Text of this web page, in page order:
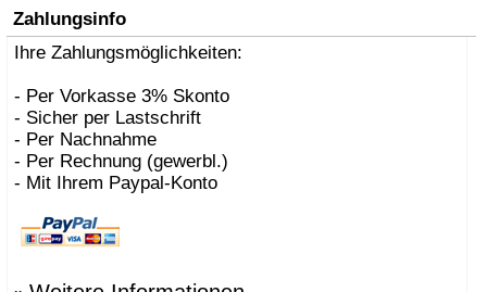
»Bonetto, Rodolfo
»Bonucelli, Dante
»Borer, Carlo
» Bozzoli, Lorenza
Brogliato, Alberto
Bruno Houssin
Bruno Rainaldi
Büscher, Sebastian D
Carlo Borer
Carlo Costantini
Zahlungsinfo
Ihre Zahlungsmöglichkeiten:
- Per Vorkasse 3% Skonto
- Sicher per Lastschrift
- Per Nachnahme
- Per Rechnung (gewerbl.)
- Mit Ihrem Paypal-Konto